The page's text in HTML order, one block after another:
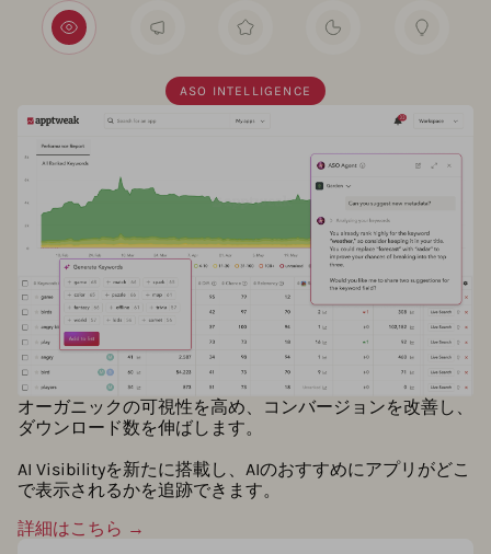
ASO INTELLIGENCE
オーガニックの可視性を高め、コンバージョンを改善し、
ダウンロード数を伸ばします。
AI Visibilityを新たに搭載し、AIのおすすめにアプリがどこ
で表示されるかを追跡できます。
詳細はこちら →